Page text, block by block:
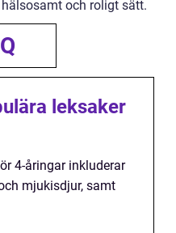
och roligt sätt.
leksaker
4-åringar inkluderar
mjukisdjur, samt